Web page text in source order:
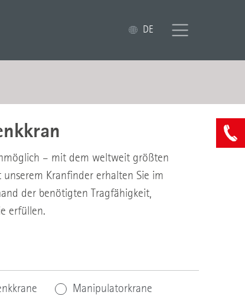
DE
– mit dem weltweit größten
Kranfinder erhalten Sie im
der benötigten Tragfähigkeit,
erfüllen.
Manipulatorkrane